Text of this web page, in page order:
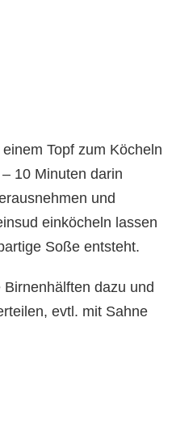
Topf zum Köcheln
10 Minuten darin
und
einköcheln lassen
Soße entsteht.
dazu und
evtl. mit Sahne